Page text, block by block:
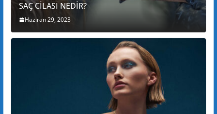
SAÇ CİLASI NEDİR?
Haziran 29, 2023